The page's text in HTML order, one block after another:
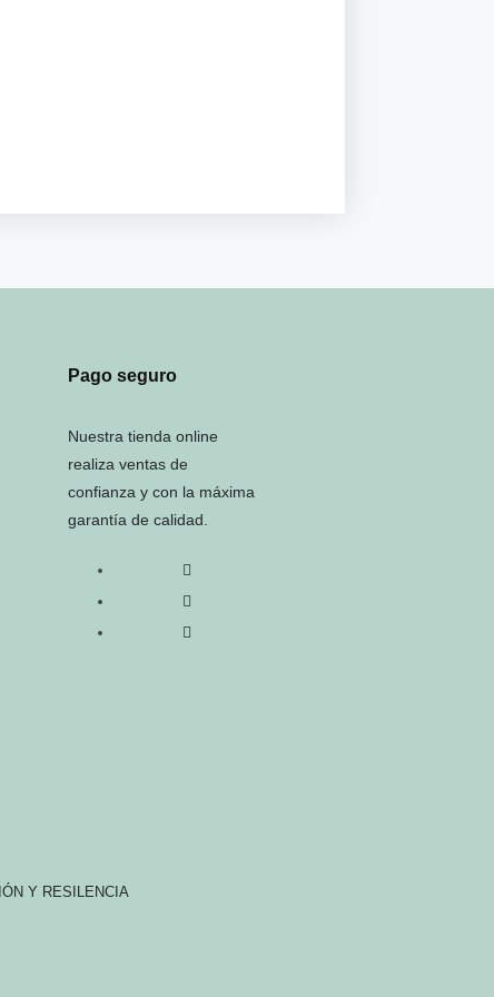
Pago seguro
Nuestra tienda online
realiza ventas de
confianza y con la máxima
garantía de calidad.
Y RESILENCIA